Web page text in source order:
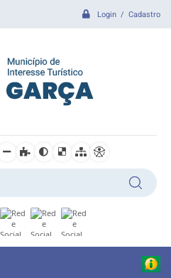
Login / Cadastro